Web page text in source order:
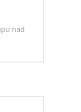
nad